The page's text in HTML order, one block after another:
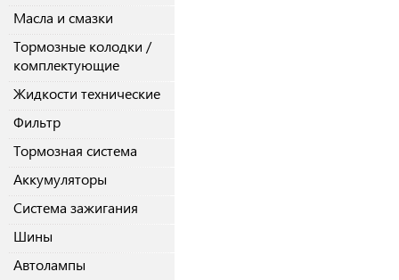
Масла и смазки
Тормозные колодки /
комплектующие
Жидкости технические
Фильтр
Тормозная система
Аккумуляторы
Система зажигания
Шины
Автолампы